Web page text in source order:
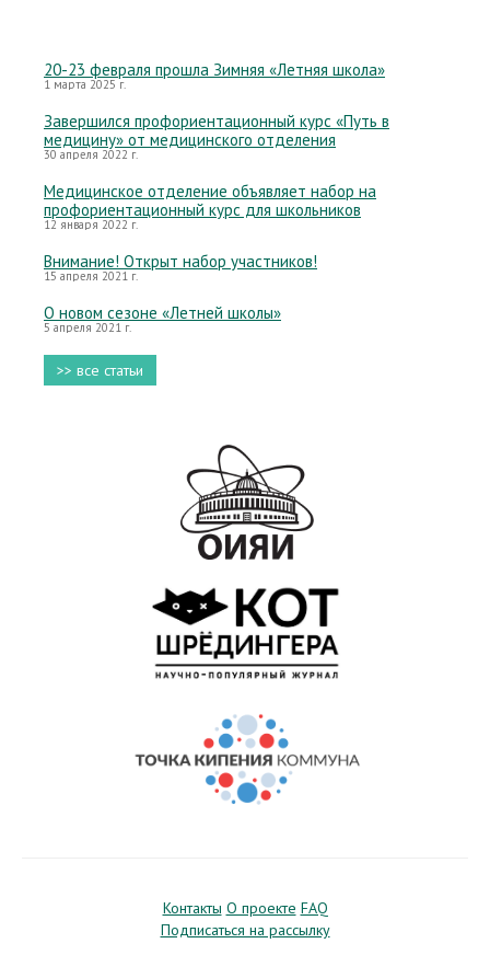
20-23 февраля прошла Зимняя «Летняя школа»
1 марта 2025 г.
Завершился профориентационный курс «Путь в
медицину» от медицинского отделения
30 апреля 2022 г.
Медицинское отделение объявляет набор на
профориентационный курс для школьников
12 января 2022 г.
Внимание! Открыт набор участников!
15 апреля 2021 г.
О новом сезоне «Летней школы»
5 апреля 2021 г.
>> все статьи
Контакты О проекте FAQ
Подписаться на рассылку